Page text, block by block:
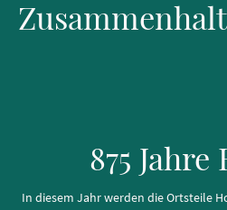
875 Jahre
In diesem Jahr werden die Ortsteile